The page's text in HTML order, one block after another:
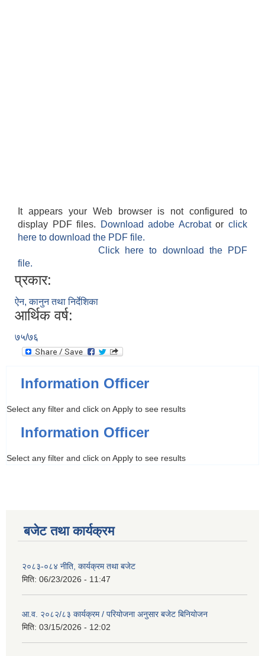
It appears your Web browser is not configured to
display PDF files.
Download adobe Acrobatorclick
here to download the PDF file.
Click here to download the PDF
file.
प्रकार:
ऐन, कानुन तथा निर्देशिका
आर्थिक वर्ष:
७५/७६
Information Officer
Select any filter and click on Apply to see results
Information Officer
Select any filter and click on Apply to see results
बजेट तथा कार्यक्रम
२०८३-०८४ नीति, कार्यक्रम तथा बजेट
मिति: 06/23/2026 - 11:47
आ.व. २०८२/८३ कार्यक्रम / परियोजना अनुसार बजेट बिनियोजन
मिति: 03/15/2026 - 12:02